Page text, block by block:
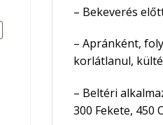
– Bekeverés
– Apránként,
korlátlanul,
– Beltéri
300 Fekete, 450